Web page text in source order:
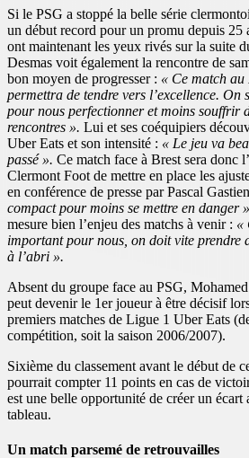
Si le PSG a stoppé la belle série
un début record pour un promu depuis 25
ont maintenant les yeux rivés sur la suite
Desmas voit également la rencontre de
bon moyen de progresser : « Ce match au
permettra de tendre vers l’excellence.
pour nous perfectionner et moins souffrir
rencontres ». Lui et ses coéquipiers
Uber Eats et son intensité : « Le jeu va
passé ». Ce match face à Brest sera donc
Clermont Foot de mettre en place les
en conférence de presse par Pascal
compact pour moins se mettre en danger »
mesure bien l’enjeu des matchs à venir : «
important pour nous, on doit vite prendre
à l’abri ».
Absent du groupe face au PSG,
peut devenir le 1er joueur à être décisif
premiers matches de Ligue 1 Uber Eats
compétition, soit la saison 2006/2007).
Sixième du classement avant le début de
pourrait compter 11 points en cas de
est une belle opportunité de créer un écart
tableau.
Un match parsemé de retrouvailles